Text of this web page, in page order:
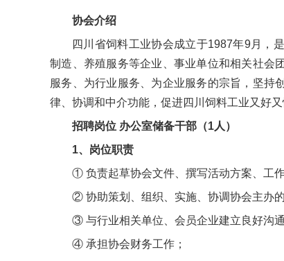
协会介绍
四川省饲料工业协会成立于1987年9月，
制造、养殖服务等企业、事业单位和相关社会
服务、为行业服务、为企业服务的宗旨，坚持
律、协调和中介功能，促进四川饲料工业又好
招聘岗位 办公室储备干部（1人）
1、岗位职责
① 负责起草协会文件、撰写活动方案、工
② 协助策划、组织、实施、协调协会主办
③ 与行业相关单位、会员企业建立良好沟
④ 承担协会财务工作；